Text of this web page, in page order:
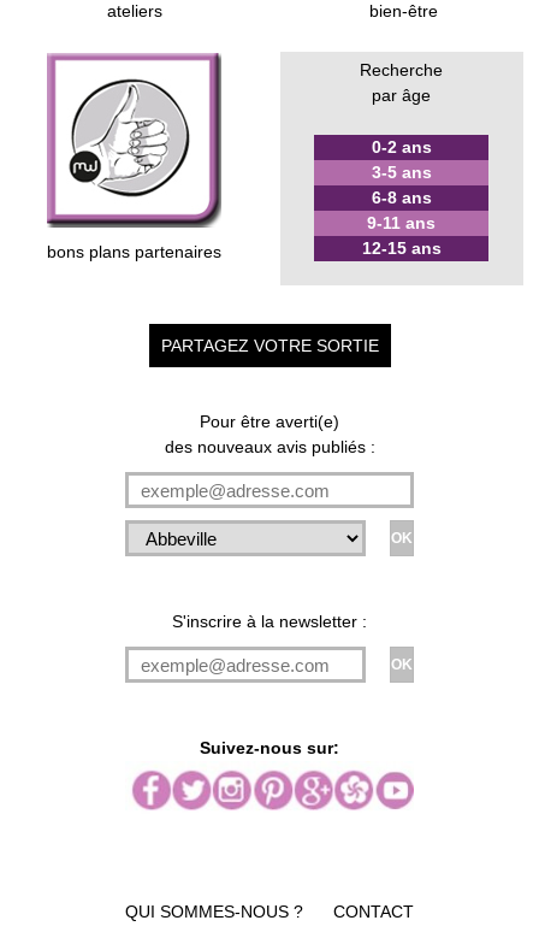
ateliers bien-être
bons plans partenaires
Recherche
par âge
0-2 ans
3-5 ans
6-8 ans
9-11 ans
12-15 ans
PARTAGEZ VOTRE SORTIE
Pour être averti(e)
des nouveaux avis publiés :
S'inscrire à la newsletter :
Suivez-nous sur:
QUI SOMMES-NOUS ? CONTACT